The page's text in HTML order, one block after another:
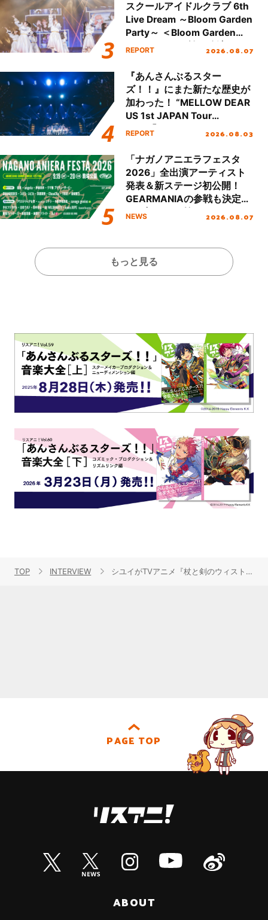
スクールアイドルクラブ 6th
Live Dream ～Bloom Garden
Party～ ＜Bloom Garden
Party Stage／埼玉公演＞”
REPORT 2026.08.07
『あんさんぶるスター
ズ！！』にまた新たな歴史が
加わった！ “MELLOW DEAR
US 1st JAPAN Tour
Final「NICE to meet YOU
ート!!
REPORT 2026.08.03
「ナガノアニエラフェスタ
2026」全出演アーティスト
発表＆新ステージ初公開！
GEARMANIAの参戦も決定
し、初となる第3ステージの
NEWS 2026.08.07
もっと見る
TOP INTERVIEW シユイがTVアニメ『杖と剣のウィストリア』Season2のED主題歌「リーチライト」をリリース！ 活動5周年の節目に出会ったこの曲をどのように受け止め、自身に落とし込んだのかたっぷり語ってもらった
PAGE TOP
ABOUT